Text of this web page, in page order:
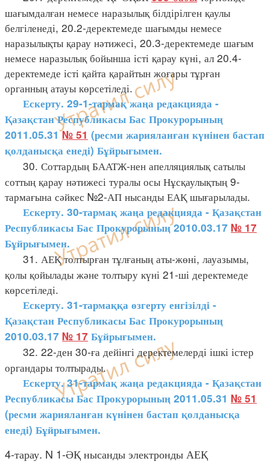
шағымдалған немесе наразылық білдірілген қаулы
белгіленеді, 20.2-деректемеде шағымды немесе
наразылықты қарау нәтижесі, 20.3-деректемеде шағым
немесе наразылық бойынша істі қарау күні, ал 20.4-
деректемеде істі қайта қарайтын жоғары тұрған
органның атауы көрсетіледі.
Ескерту. 29-1-тармақ жаңа редакцияда -
Қазақстан Республикасы Бас Прокурорының
2011.05.31№ 51 (ресми жарияланған күнінен бастап
қолданысқа енеді) Бұйрығымен.
30. Соттардың БААТЖ-нен апелляциялық сатылы
соттың қарау нәтижесі туралы осы Нұсқаулықтың 9-
тармағына сәйкес №2-АП нысанды ЕАҚ шығарылады.
Ескерту. 30-тармақ жаңа редакцияда - Қазақстан
Республикасы Бас Прокурорының 2010.03.17 № 17
Бұйрығымен.
31. АЕҚ толтырған тұлғаның аты-жөні, лауазымы,
қолы қойылады және толтыру күні 21-ші деректемеде
көрсетіледі.
Ескерту. 31-тармаққа өзгерту енгізілді -
Қазақстан Республикасы Бас Прокурорының
2010.03.17 № 17 Бұйрығымен.
32. 22-ден 30-ға дейінгі деректемелерді ішкі істер
органдары толтырады.
Ескерту. 31-тармақ жаңа редакцияда - Қазақстан
Республикасы Бас Прокурорының 2011.05.31 № 51
(ресми жарияланған күнінен бастап қолданысқа
енеді) Бұйрығымен.
4-тарау. N 1-ӘҚ нысанды электронды АЕҚ